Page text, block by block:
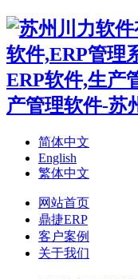
简体中文
English
繁体中文
网站首页
鼎捷ERP
客户案例
关于我们